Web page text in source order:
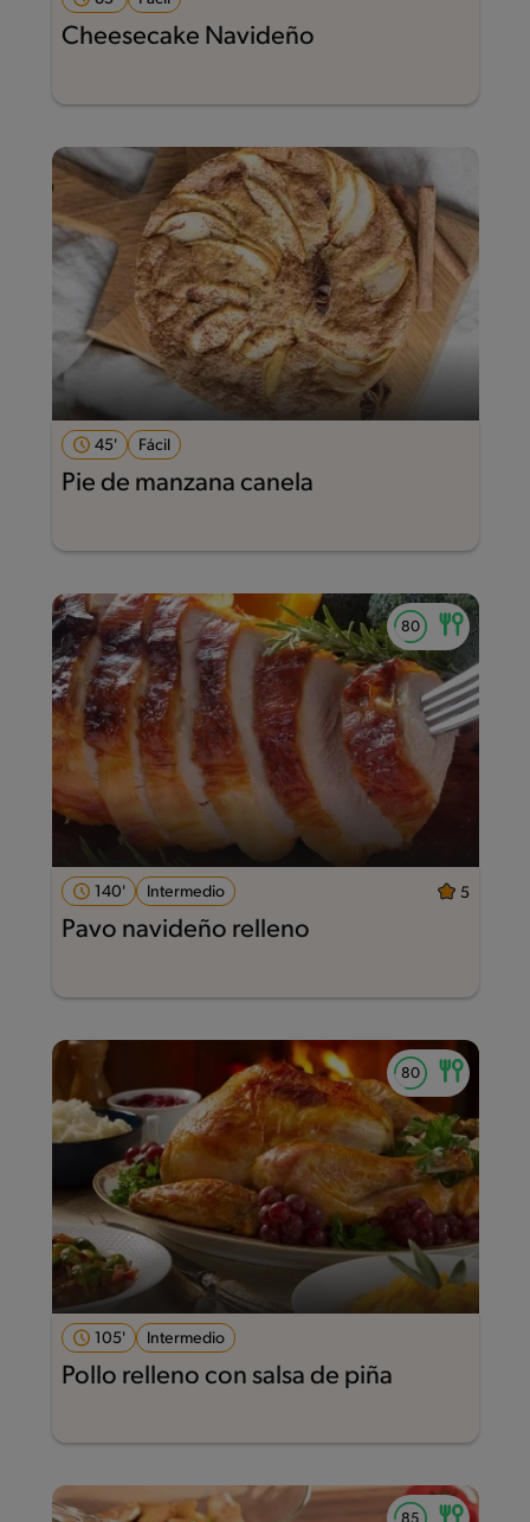
Cheesecake Navideño
45' Fácil
Pie de manzana canela
140' Intermedio 5
Pavo navideño relleno
105' Intermedio
Pollo relleno con salsa de piña